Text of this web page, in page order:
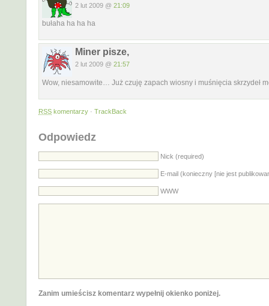
2 lut 2009 @ 21:09
bułaha ha ha ha
Miner pisze,
2 lut 2009 @ 21:57
Wow, niesamowite… Już czuję zapach wiosny i muśnięcia skrzydeł
RSS komentarzy · TrackBack
Odpowiedz
Nick (required)
E-mail (konieczny [nie jest
WWW
Zanim umieścisz komentarz wypełnij okienko poniżej.